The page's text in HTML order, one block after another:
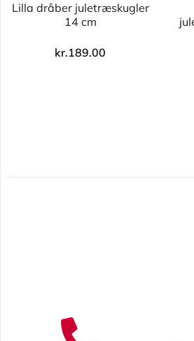
Lilla dråber juletræskugler
14 cm
kr.189.00